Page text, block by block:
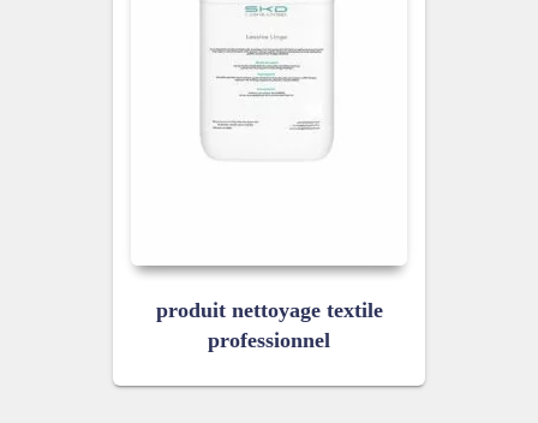
produit nettoyage textile
professionnel